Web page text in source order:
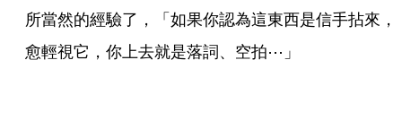
所當然的經驗了，「如果你認為這東西是信手拈來，
愈輕視它，你上去就是落詞、空拍⋯」